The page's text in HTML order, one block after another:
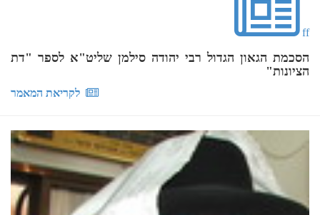
ff
הסכמת הגאון הגדול רבי יהודה סילמן שליט"א לספר "דת
הציונות"
לקריאת המאמר